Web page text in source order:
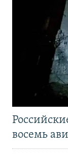
восемь